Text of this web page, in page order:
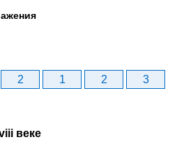
2 1 2
3
веке